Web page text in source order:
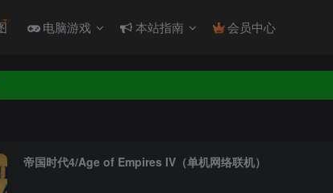
电脑游戏 本站指南 会员中心
帝国时代4/Age of Empires IV（单机网络联机）